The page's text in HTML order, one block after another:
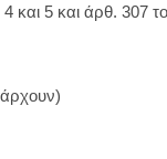
και 5 και άρθ. 307